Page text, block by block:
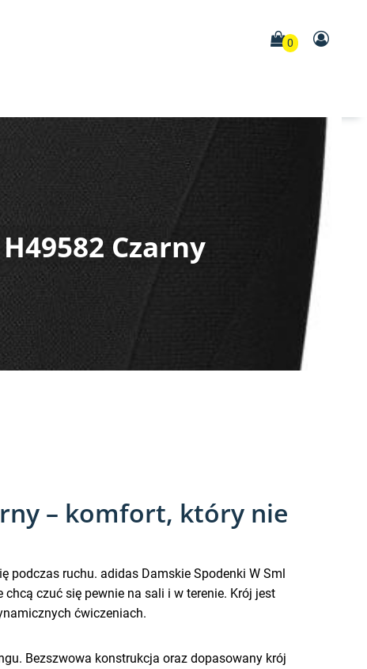
0
Czarny
– komfort, który nie
podczas ruchu. adidas Damskie Spodenki W Sml
czuć się pewnie na sali i w terenie. Krój jest
ćwiczeniach.
Bezszwowa konstrukcja oraz dopasowany krój